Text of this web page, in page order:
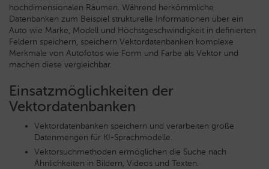
hochdimensionalen Räumen. Während herkömmliche
Datenbanken zum Beispiel strukturelle Informationen über ein
Auto wie Marke, Modell und Höchstgeschwindigkeit in definierten
Feldern speichern, speichern Vektordatenbanken komplexe
Merkmale von Autofotos wie Form und Farbe als Vektor und
machen diese vergleichbar.
Einsatzmöglichkeiten der
Vektordatenbanken
Vektordatenbanken speichern und verarbeiten große
Datenmengen für KI-Sprachmodelle.
Vektorsuchmethoden ermöglichen die Suche nach
Ähnlichkeiten in Bildern, Videos und Texten.